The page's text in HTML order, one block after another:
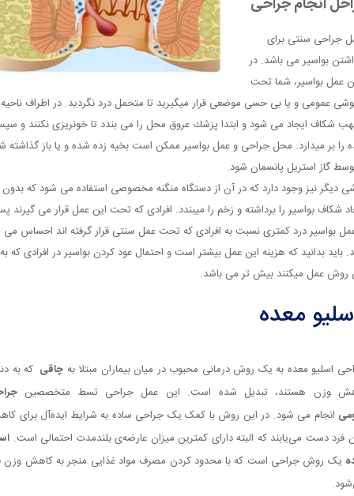
جراحی سنتی برای
بواسیر می باشد. در
عمل بواسیر، شما تحت
عمومی و یا بی حسی موضعی قرار میگیرید تا متحمل درد نگردید. در اطراف ناحیه
شكاف ایجاد می شود و ابتدا پزشك عروق محل را می بندد تا خونریزی نكنند و
را بر میدارد. محل جراحی و عمل بواسیر ممكن است بخیه زده شده و یا باز گذاشته
گاز استریل پانسمان شود.
دیگر نیز وجود دارد كه در آن از دستگاه منگنه مخصوصی استفاده می شود كه بدون
شكاف بواسیر را برداشته و زخم را میبندد. افرادی كه تحت این عمل قرار می گیرند
بواسیر درد كمتری نسبت به افرادی كه تحت عمل سنتی قرار گرفته اند احساس می
باید بدانید که هزینه این عمل بیشتر است و احتمال عود كردن بواسیر در افرادی كه به
روش عمل میكنند بیش تر می باشد.
معده
اسلیو معده به یک روش درمانی محبوب در میان بیماران مبتلا به چاقی که به
وزن هستند، تبدیل شده است. این عمل جراحی تسط متخصصین
انجام می شود. در این روش با کمک یک جراحی ساده به شرایط ایده‌آل برای
فرد دست می‌یابند که البته دارای کمترین میزان عارضه‌ی بلندمدت احتمالی است.
یک روش جراحی است که با محدود کردن مصرف مواد‌ غذایی منجر به کاهش وزن